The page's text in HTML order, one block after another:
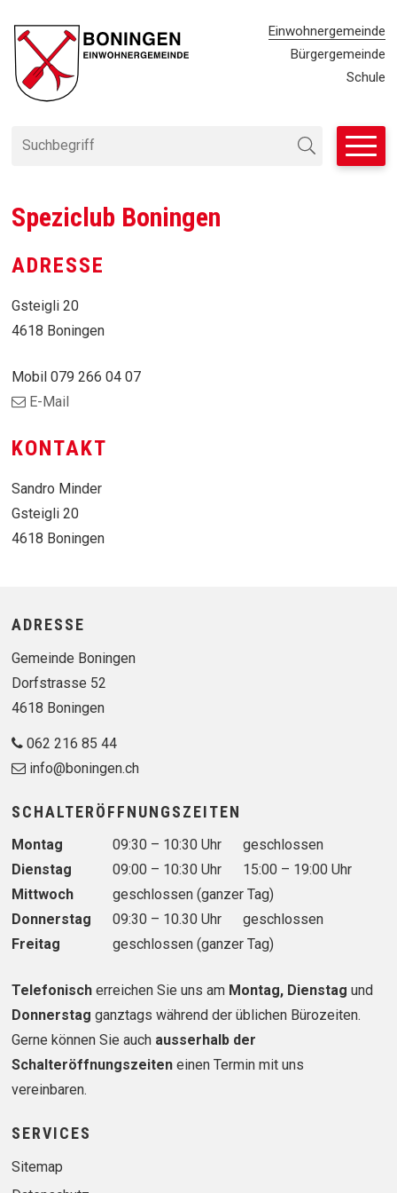
Navigieren in
Suchbegriff
Suche starten
Einwohnergemeinde
Bürgergemeinde
Schule
Speziclub Boningen
ADRESSE
Gsteigli 20
4618 Boningen
Mobil079 266 04 07
E-Mail
KONTAKT
Sandro Minder
Gsteigli 20
4618 Boningen
Footer
ADRESSE
Gemeinde Boningen
Dorfstrasse 52
4618 Boningen
062 216 85 44
info@boningen.ch
SCHALTERÖFFNUNGSZEITEN
Wochentag Vormittag Nachmittag
Montag 09:30 – 10:30 Uhr
geschlossen
Dienstag
09:00 – 10:30 Uhr
15:00 – 19:00 Uhr
Mittwoch
geschlossen (ganzer Tag)
Donnerstag
09:30 – 10.30 Uhr
geschlossen
Freitag
geschlossen (ganzer Tag)
Telefonischerreichen Sie uns am Montag, Dienstagund
Donnerstag ganztags während der üblichen Bürozeiten.
Gerne können Sie auch ausserhalb der
Schalteröffnungszeiten einen Termin mit uns
vereinbaren.
SERVICES
Sitemap